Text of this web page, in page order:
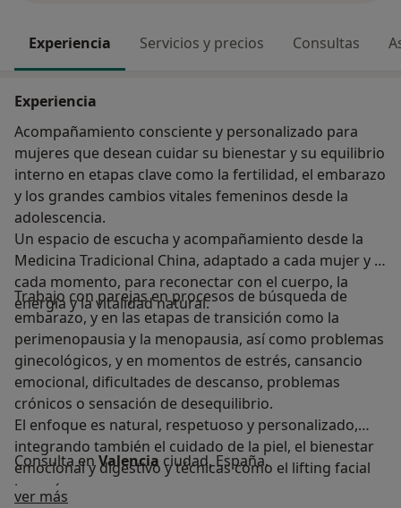
Experiencia Servicios y precios Consultas
Experiencia
Acompañamiento consciente y personalizado para
mujeres que desean cuidar su bienestar y su equilibrio
interno en etapas clave como la fertilidad, el embarazo
y los grandes cambios vitales femeninos desde la
adolescencia.
Un espacio de escucha y acompañamiento desde la
Medicina Tradicional China, adaptado a cada mujer y a
cada momento, para reconectar con el cuerpo, la
energía y la vitalidad natural.
Trabajo con parejas en procesos de búsqueda de
embarazo, y en las etapas de transición como la
perimenopausia y la menopausia, así como problemas
ginecológicos, y en momentos de estrés, cansancio
emocional, dificultades de descanso, problemas
crónicos o sensación de desequilibrio.
El enfoque es natural, respetuoso y personalizado,
integrando también el cuidado de la piel, el bienestar
emocional y digestivo y técnicas como el lifting facial
japonés.
Consulta enValencia ciudad, España.
ver más